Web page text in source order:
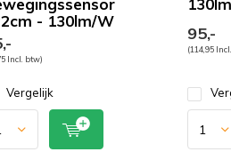
- 130lm/W
Incl. btw)
Vergelijk
95,-
(114,95